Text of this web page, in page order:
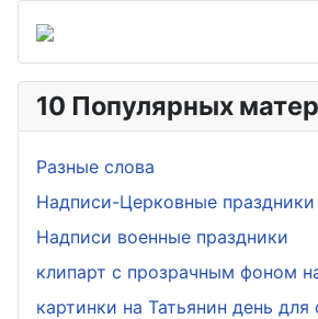
10 Популярных
Разные слова
Надписи-Церковные праздники
Надписи военные праздники
клипарт с прозрачным фоном
картинки на Татьянин день